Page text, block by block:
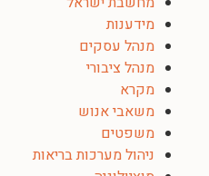
מידענות
מנהל עסקים
מנהל ציבורי
מקרא
משאבי אנוש
משפטים
ניהול מערכות בריאות